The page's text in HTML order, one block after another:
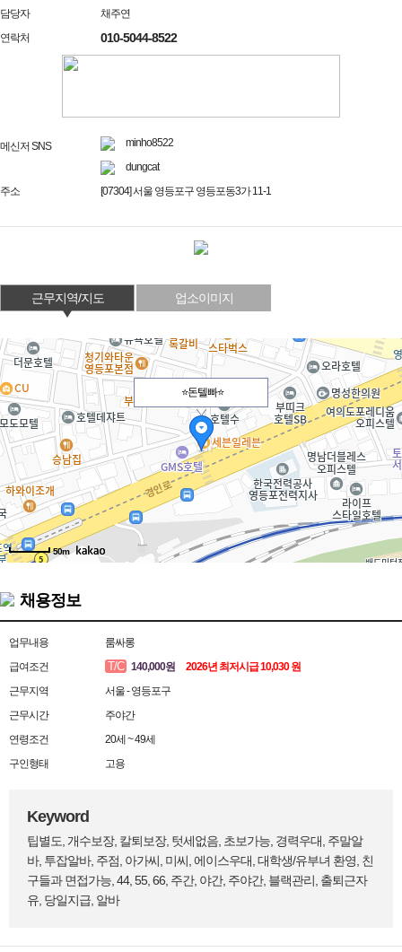
담당자
채주연
연락처
010-5044-8522
메신저 SNS
minho8522
dungcat
주소
[07304] 서울 영등포구 영등포동3가 11-1
근무지역/지도 업소이미지
⭐돈텔빠⭐
50m
채용정보
업무내용
룸싸롱
급여조건
T/C 140,000원
2026년 최저시급 10,030 원
근무지역
서울 - 영등포구
근무시간
주야간
연령조건
20세 ~ 49세
구인형태
고용
Keyword
팁별도, 개수보장, 칼퇴보장, 텃세없음, 초보가능, 경력우대, 주말알
바, 투잡알바, 주점, 아가씨, 미씨, 에이스우대, 대학생/유부녀 환영, 친
구들과 면접가능, 44, 55, 66, 주간, 야간, 주야간, 블랙관리, 출퇴근자
유, 당일지급, 알바